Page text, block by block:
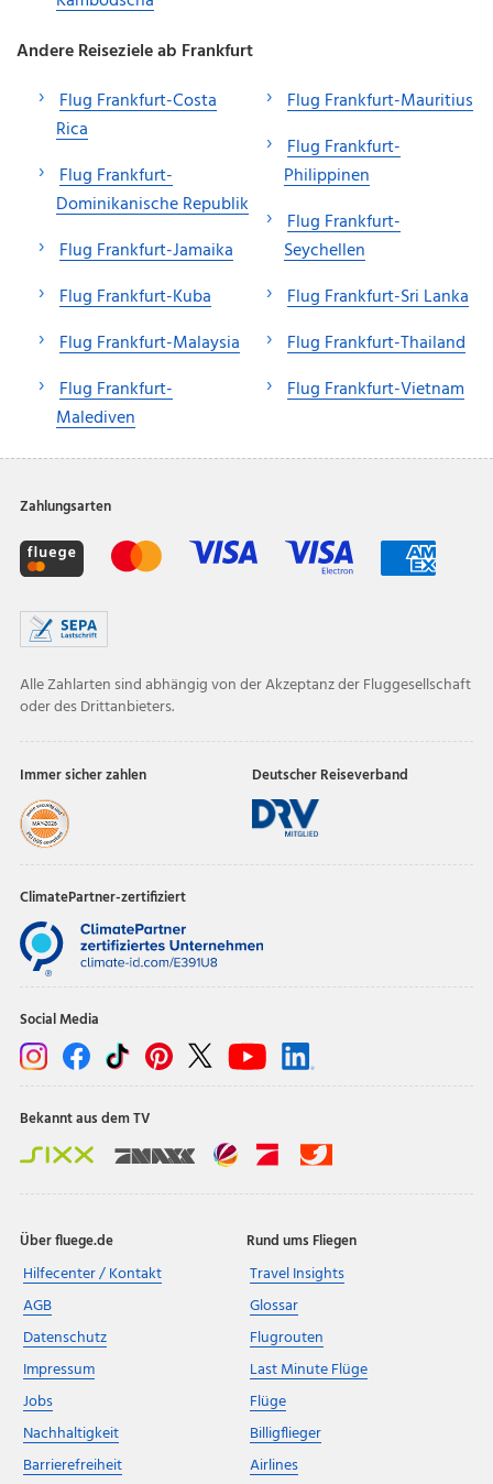
Andere Reiseziele ab Frankfurt
Flug Frankfurt-Costa
Rica
Flug Frankfurt-
Dominikanische Republik
Flug Frankfurt-Jamaika
Flug Frankfurt-Kuba
Flug Frankfurt-Malaysia
Flug Frankfurt-
Malediven
Flug Frankfurt-Mauritius
Flug Frankfurt-
Philippinen
Flug Frankfurt-
Seychellen
Flug Frankfurt-Sri Lanka
Flug Frankfurt-Thailand
Flug Frankfurt-Vietnam